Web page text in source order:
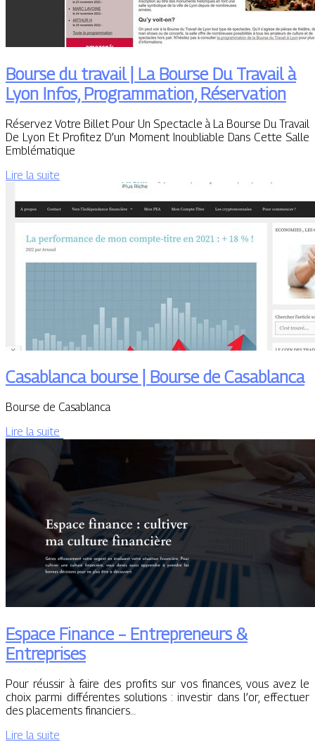
Bourse du travail | La Bourse Du Travail à
Lyon Infos, Prog­ram­ma­tion, Réservation
Réservez Votre Billet Pour Un Spectacle à La Bourse Du Travail
De Lyon Et Profitez D’un Moment Inoubliable Dans Cette Salle
Emblématique
Lire la suite
Casablanca bourse | Bourse de Casablanca
Bourse de Casablanca
Lire la suite
Espace Finance – Entrepreneurs &
Entreprises
Pour réussir à faire des profits sur vos finances, vous avez le
choix parmi différentes solutions : investir dans l’or, effectuer
des placements financiers…
Lire la suite